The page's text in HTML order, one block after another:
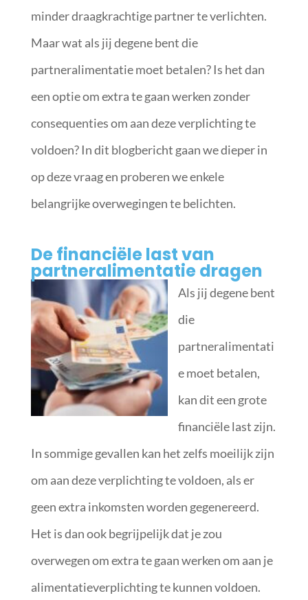
minder draagkrachtige partner te verlichten.
Maar wat als jij degene bent die
partneralimentatie moet betalen? Is het dan
een optie om extra te gaan werken zonder
consequenties om aan deze verplichting te
voldoen? In dit blogbericht gaan we dieper in
op deze vraag en proberen we enkele
belangrijke overwegingen te belichten.
De financiële last van
partneralimentatie dragen
Als jij degene bent
die
partneralimentati
e moet betalen,
kan dit een grote
financiële last zijn.
In sommige gevallen kan het zelfs moeilijk zijn
om aan deze verplichting te voldoen, als er
geen extra inkomsten worden gegenereerd.
Het is dan ook begrijpelijk dat je zou
overwegen om extra te gaan werken om aan je
alimentatieverplichting te kunnen voldoen.